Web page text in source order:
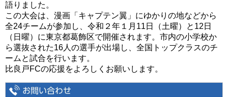
語りました。
この大会は、漫画「キャプテン翼」にゆかりの地などから
全24チームが参加し、令和２年１月11日（土曜）と12日
（日曜）に東京都葛飾区で開催されます。市内の小学校か
ら選抜された16人の選手が出場し、全国トップクラスのチ
ームと試合を行います。
比良戸FCの応援をよろしくお願いします。